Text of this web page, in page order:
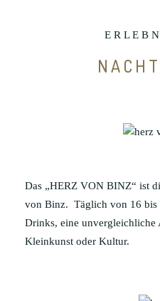
PRIVAT FEIERN
BYNTZE 1318
SPA & WELLNESS ZENTRUM
E R L E B
Das „HERZ VON BINZ“ ist
von Binz. Täglich von 16 bis
Drinks, eine unvergleichliche
Kleinkunst oder Kultur.